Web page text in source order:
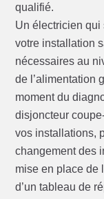
qualifié.
Un électricien qui
votre installation
nécessaires au
de l’alimentation
moment du
disjoncteur
vos installations,
changement des
mise en place de
d’un tableau de